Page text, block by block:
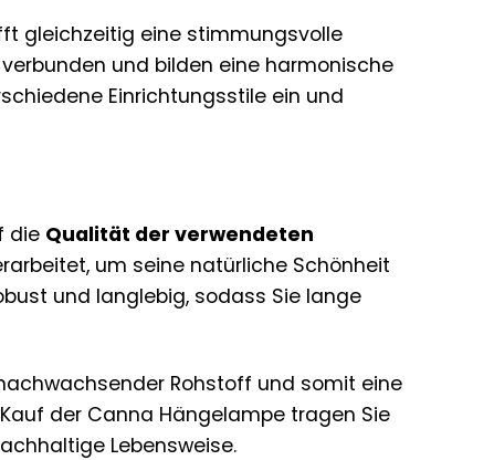
gleichzeitig eine stimmungsvolle
und bilden eine harmonische
Einrichtungsstile ein und
die Qualität der verwendeten
um seine natürliche Schönheit
und langlebig, sodass Sie lange
Rohstoff und somit eine
der Canna Hängelampe tragen Sie
Lebensweise.